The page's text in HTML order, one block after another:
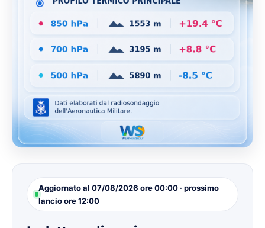
Aggiornato al 07/08/2026 ore 00:00 · prossimo
lancio ore 12:00